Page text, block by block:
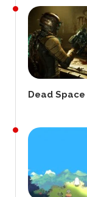
Dead Space